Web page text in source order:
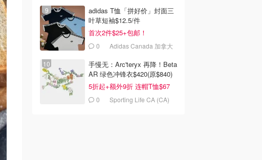
adidas T恤「拼好价」封面三
叶草短袖$12.5/件
首次2件$25+包邮！
0
Adidas Canada 加拿大
手慢无：Arc'teryx 再降！Beta
AR 绿色冲锋衣$420(原$840)
5折起+额外9折 连帽T恤$67
0 Sporting Life CA (CA)